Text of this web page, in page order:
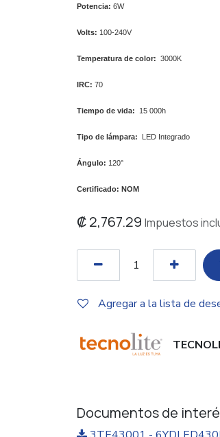
Potencia: 6W
Volts: 100-240V
Temperatura de color: 3000K
IRC: 70
Tiempo de vida: 15 000h
Tipo de lámpara: LED Integrado
Ángulo: 120°
Certificado: NOM
₡2,767.29 Impuestos
Agregar a la lista de
Documentos de